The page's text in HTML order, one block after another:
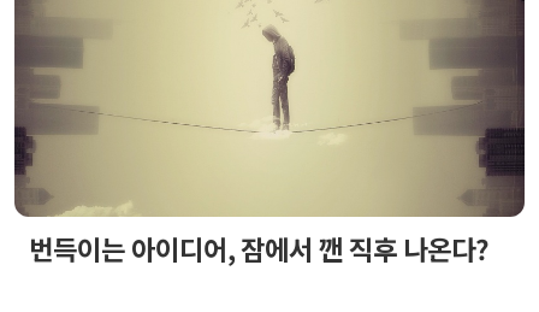
번득이는 아이디어, 잠에서 깬 직후 나온다?